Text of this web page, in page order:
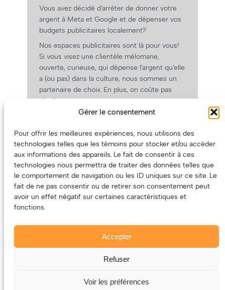
Gérer le consentement
Pour offrir les meilleures expériences, nous utilisons des
technologies telles que les témoins pour stocker et/ou accéder
aux informations des appareils. Le fait de consentir à ces
technologies nous permettra de traiter des données telles que
le comportement de navigation ou les ID uniques sur ce site. Le
fait de ne pas consentir ou de retirer son consentement peut
avoir un effet négatif sur certaines caractéristiques et
fonctions.
Accepter
Refuser
Voir les préférences
Vous avez décidé d’arrêter de donner votre
argent à Meta et Google et de dépenser vos
budgets publicitaires localement?
Nos espaces publicitaires sont là pour vous!
Si vous visez une clientèle mélomane,
ouverte, curieuse, qui dépense l’argent qu’elle
a (ou pas) dans la culture, nous sommes un
partenaire de choix. En plus, on coûte pas
cher!
On prépare une grille tarifaire intéressante et
(Oui, on va avoir des tarifs spéciaux pour
vous, les artistes!)
Le contenu (texte et photos) appartient à ses créatrices et